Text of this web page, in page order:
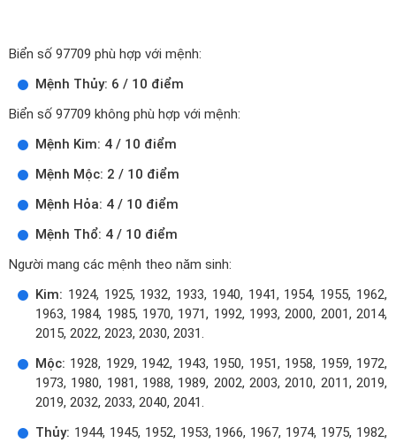
Biển số 97709 phù hợp với mệnh:
Mệnh Thủy: 6 / 10 điểm
Biển số 97709 không phù hợp với mệnh:
Mệnh Kim: 4 / 10 điểm
Mệnh Mộc: 2 / 10 điểm
Mệnh Hỏa: 4 / 10 điểm
Mệnh Thổ: 4 / 10 điểm
Người mang các mệnh theo năm sinh:
Kim: 1924, 1925, 1932, 1933, 1940, 1941, 1954, 1955, 1962,
1963, 1984, 1985, 1970, 1971, 1992, 1993, 2000, 2001, 2014,
2015, 2022, 2023, 2030, 2031.
Mộc: 1928, 1929, 1942, 1943, 1950, 1951, 1958, 1959, 1972,
1973, 1980, 1981, 1988, 1989, 2002, 2003, 2010, 2011, 2019,
2019, 2032, 2033, 2040, 2041.
Thủy: 1944, 1945, 1952, 1953, 1966, 1967, 1974, 1975, 1982,